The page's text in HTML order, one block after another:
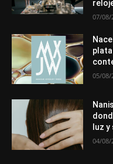
07/08/
05/08/
luz
04/08/